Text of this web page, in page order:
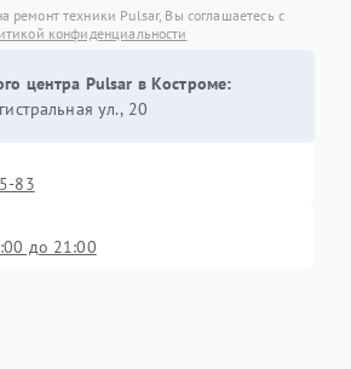
ремонт техники Pulsar, Вы соглашаетесь с
конфиденциальности
центра Pulsar в Костроме:
ул., 20
83
до 21:00